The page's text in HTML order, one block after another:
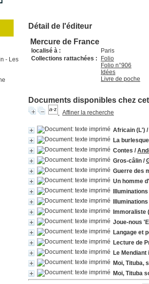
Détail de l'éditeur
Mercure de France
localisé à :
Paris
Collections rattachées :
Folio
Folio n°906
Idées
Livre de poche
Documents disponibles chez
Affiner la recherche
Africain (L') /
La
Contes /
Gros-câlin /
Guerre des
Un homme
Illuminations
Immoraliste
Joue-nous
Langage et
Lecture de
Le
Moi, Tituba,
Moi, Tituba
- Les